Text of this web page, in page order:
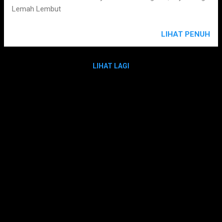
Lemah Lembut
LIHAT PENUH
LIHAT LAGI